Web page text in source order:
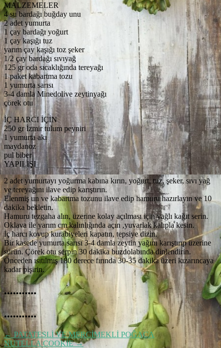
MALZEMELER
4 su bardağı buğday unu
2 adet yumurta
1 çay bardağı yoğurt
1 çay kaşığı tuz
yarım çay kaşığı toz şeker
1/2 çay bardağı sıvıyağ
125 gr oda sıcaklığında tereyağı
1 paket kabartma tozu
1 yumurta sarısı
3-4 damla Minedolive zeytinyağı
çörek otu
İÇ HARCI İÇİN
250 gr İzmir tulum peyniri
1 yumurta akı
maydanoz
pul biber
YAPILIŞI
2 adet yumurtayı yoğurma kabına kırın, yoğurt, tuz, şeker, sıvı yağ
ve tereyağını ilave edip karıştırın.
Elenmiş un ve kabartma tozunu ilave edip hamuru hazırlayın ve 10
dakika bekletin.
Hamuru tezgaha alın, üzerine kolay açılması için yağlı kağıt serin.
Oklava ile yarım cm kalınlığında açın ,yuvarlak kalıpla kesin.
İç harcı koyup kurabiyeleri kapatın, tepsiye dizin.
Bir kasede yumurta sarısı 3-4 damla zeytin yağını karıştırıp üzerine
sürün. Çörek otu serpin 30 dakika buzdolabında dinlendirin.
Önceden ısıtılmış 180 derece fırında 30-35 dakika üzeri kızarıncaya
kadar pişirin.
...........
...........
←PATATESLİ VE MERCİMEKLİ POĞAÇA
NUTELLA COOKİE→